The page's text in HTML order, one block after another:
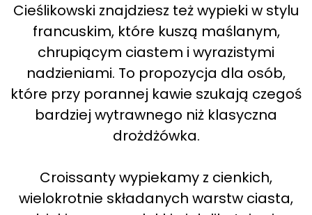
Cieślikowski znajdziesz też wypieki w stylu
francuskim, które kuszą maślanym,
chrupiącym ciastem i wyrazistymi
nadzieniami. To propozycja dla osób,
które przy porannej kawie szukają czegoś
bardziej wytrawnego niż klasyczna
drożdżówka.
Croissanty wypiekamy z cienkich,
wielokrotnie składanych warstw ciasta,